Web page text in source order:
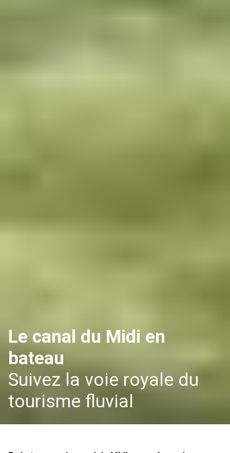
Le canal du Midi en
bateau
Suivez la voie royale du
tourisme fluvial